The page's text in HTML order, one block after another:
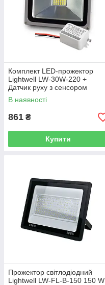
Комплект LED-прожектор
Lightwell LW-30W-220 +
Датчик руху з сенсором
освітленості AMRS
В наявності
861 ₴
Купити
Прожектор світлодіодний
Lightwell LW-FL-B-150 150 W